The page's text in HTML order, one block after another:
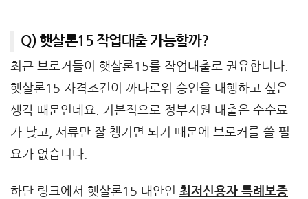
Q) 햇살론15 작업대출 가능할까?
최근 브로커들이 햇살론15를 작업대출로 권유합니다.
햇살론15 자격조건이 까다로워 승인을 대행하고 싶은
생각 때문인데요. 기본적으로 정부지원 대출은 수수료
가 낮고, 서류만 잘 챙기면 되기 때문에 브로커를 쓸 필
요가 없습니다.
하단 링크에서 햇살론15 대안인 최저신용자 특례보증